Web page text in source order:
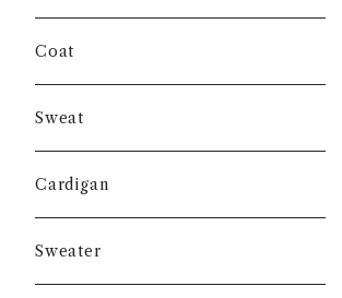
Coat
Sweat
Cardigan
Sweater